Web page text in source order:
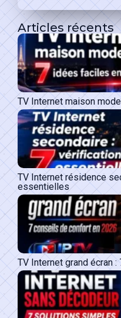
Articles récents
TV Internet maison
TV Internet résidence
essentielles
TV Internet grand écran